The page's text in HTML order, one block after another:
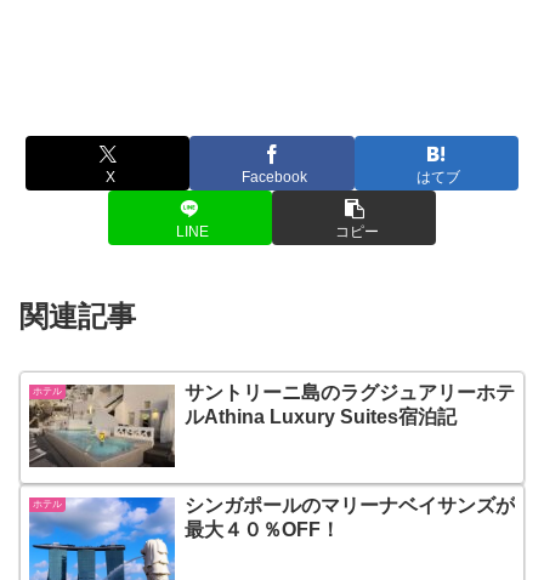
X Facebook はてブ
LINE コピー
関連記事
ホテル
サントリーニ島のラグジュアリーホテ
ルAthina Luxury Suites宿泊記
ホテル
シンガポールのマリーナベイサンズが
最大４０％OFF！